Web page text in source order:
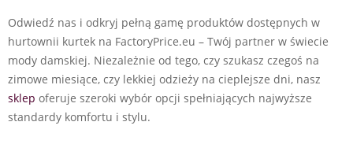
Odwiedź nas i odkryj pełną gamę produktów dostępnych w
hurtownii kurtek na FactoryPrice.eu – Twój partner w świecie
mody damskiej. Niezależnie od tego, czy szukasz czegoś na
zimowe miesiące, czy lekkiej odzieży na cieplejsze dni, nasz
sklep oferuje szeroki wybór opcji spełniających najwyższe
standardy komfortu i stylu.